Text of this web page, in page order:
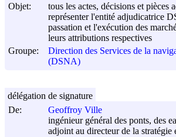
Objet:
tous les actes, décisions et pièces
représenter l'entité adjudicatrice
passation et l'exécution des
leurs attributions respectives
Groupe:
Direction des Services de la
(DSNA)
De:
Geoffroy Ville
ingénieur général des ponts, des
adjoint au directeur de la stratégie
délégation de signature